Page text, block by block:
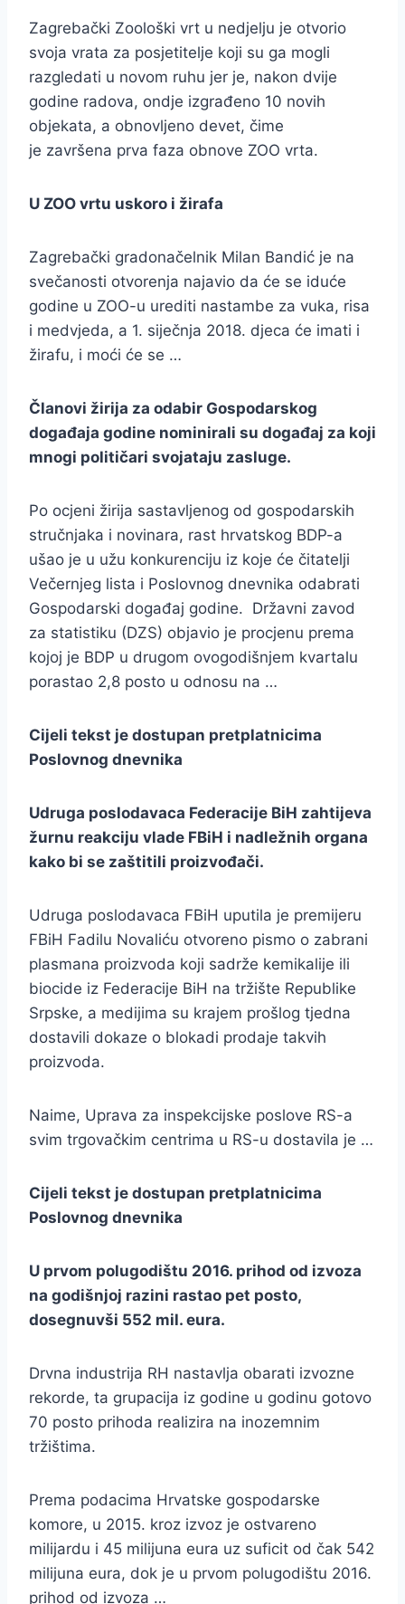
Zagrebački Zoološki vrt u nedjelju je otvorio
svoja vrata za posjetitelje koji su ga mogli
razgledati u novom ruhu jer je, nakon dvije
godine radova, ondje izgrađeno 10 novih
objekata, a obnovljeno devet, čime
je završena prva faza obnove ZOO vrta.
U ZOO vrtu uskoro i žirafa
Zagrebački gradonačelnik Milan Bandić je na
svečanosti otvorenja najavio da će se iduće
godine u ZOO-u urediti nastambe za vuka, risa
i medvjeda, a 1. siječnja 2018. djeca će imati i
žirafu, i moći će se …
Članovi žirija za odabir Gospodarskog
događaja godine nominirali su događaj za koji
mnogi političari svojataju zasluge.
Po ocjeni žirija sastavljenog od gospodarskih
stručnjaka i novinara, rast hrvatskog BDP-a
ušao je u užu konkurenciju iz koje će čitatelji
Večernjeg lista i Poslovnog dnevnika odabrati
Gospodarski događaj godine. Državni zavod
za statistiku (DZS) objavio je procjenu prema
kojoj je BDP u drugom ovogodišnjem kvartalu
porastao 2,8 posto u odnosu na …
Cijeli tekst je dostupan pretplatnicima
Poslovnog dnevnika
Udruga poslodavaca Federacije BiH zahtijeva
žurnu reakciju vlade FBiH i nadležnih organa
kako bi se zaštitili proizvođači.
Udruga poslodavaca FBiH uputila je premijeru
FBiH Fadilu Novaliću otvoreno pismo o zabrani
plasmana proizvoda koji sadrže kemikalije ili
biocide iz Federacije BiH na tržište Republike
Srpske, a medijima su krajem prošlog tjedna
dostavili dokaze o blokadi prodaje takvih
proizvoda.
Naime, Uprava za inspekcijske poslove RS-a
svim trgovačkim centrima u RS-u dostavila je …
Cijeli tekst je dostupan pretplatnicima
Poslovnog dnevnika
U prvom polugodištu 2016. prihod od izvoza
na godišnjoj razini rastao pet posto,
dosegnuvši 552 mil. eura.
Drvna industrija RH nastavlja obarati izvozne
rekorde, ta grupacija iz godine u godinu gotovo
70 posto prihoda realizira na inozemnim
tržištima.
Prema podacima Hrvatske gospodarske
komore, u 2015. kroz izvoz je ostvareno
milijardu i 45 milijuna eura uz suficit od čak 542
milijuna eura, dok je u prvom polugodištu 2016.
prihod od izvoza …